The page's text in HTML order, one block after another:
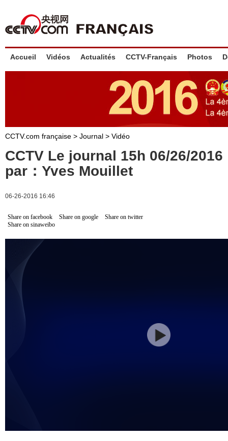
Accueil Vidéos Actualités CCTV-Français Photos
CCTV.com française > Journal > Vidéo
CCTV Le journal 15h 06/26/
par：Yves Mouillet
06-26-2016 16:46
Share on facebook Share on google
Share on twitter
Share on sinaweibo